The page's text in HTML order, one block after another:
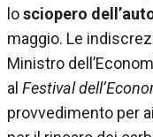
losciopero
maggio. Le
Ministro
al Festival
provvedimento per